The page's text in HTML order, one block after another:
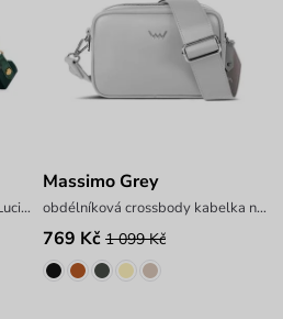
kabelka z limitované kolekce Lucie Borhyové
Massimo Grey
obdélníková crossbody kabelka na zip
769 Kč 1 099 Kč